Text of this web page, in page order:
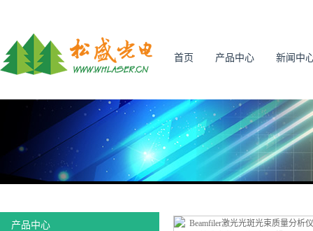
首页 产品中心 新闻中
产品中心